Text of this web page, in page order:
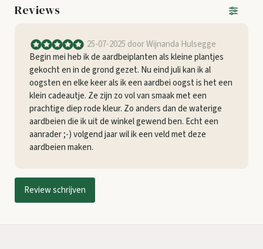
Reviews
25-07-2025 door Wijnanda Hulsegge
Begin mei heb ik de aardbeiplanten als kleine plantjes
gekocht en in de grond gezet. Nu eind juli kan ik al
oogsten en elke keer als ik een aardbei oogst is het een
klein cadeautje. Ze zijn zo vol van smaak met een
prachtige diep rode kleur. Zo anders dan de waterige
aardbeien die ik uit de winkel gewend ben. Echt een
aanrader ;-) volgend jaar wil ik een veld met deze
aardbeien maken.
Review schrijven